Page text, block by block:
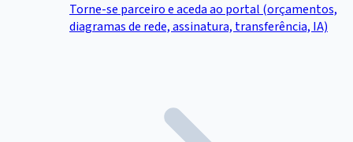
Torne-se parceiro e aceda ao portal (orçamentos,
diagramas de rede, assinatura, transferência, IA)